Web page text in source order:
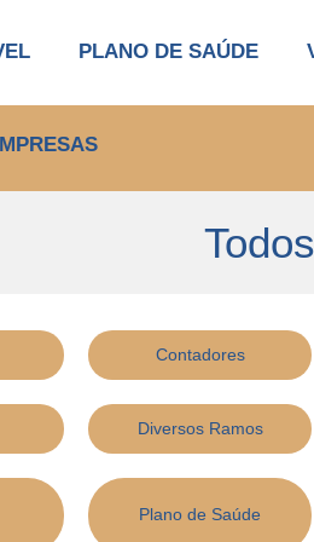
PLANO DE SAÚDE
Contadores
Diversos Ramos
Plano de Saúde